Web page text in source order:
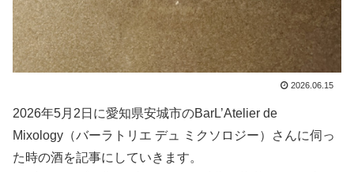
2026.06.15
2026年5月2日に愛知県安城市のBarL’Atelier de
Mixology（バーラトリエ デュ ミクソロジー）さんに伺っ
た時の酒を記事にしていきます。